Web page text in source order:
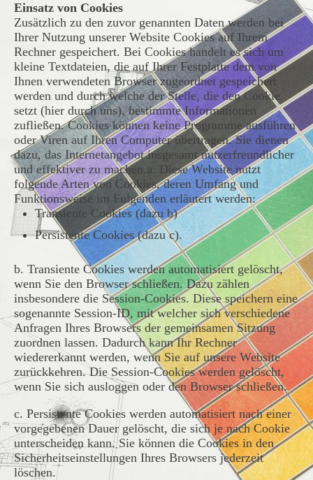
Einsatz von Cookies
Zusätzlich zu den zuvor genannten Daten werden bei
Ihrer Nutzung unserer Website Cookies auf Ihrem
Rechner gespeichert. Bei Cookies handelt es sich um
kleine Textdateien, die auf Ihrer Festplatte dem von
Ihnen verwendeten Browser zugeordnet gespeichert
werden und durch welche der Stelle, die den Cookie
setzt (hier durch uns), bestimmte Informationen
zufließen. Cookies können keine Programme ausführen
oder Viren auf Ihren Computer übertragen. Sie dienen
dazu, das Internetangebot insgesamt nutzerfreundlicher
und effektiver zu machen.a. Diese Website nutzt
folgende Arten von Cookies, deren Umfang und
Funktionsweise im Folgenden erläutert werden:
Transiente Cookies (dazu b)
Persistente Cookies (dazu c).
b. Transiente Cookies werden automatisiert gelöscht,
wenn Sie den Browser schließen. Dazu zählen
insbesondere die Session-Cookies. Diese speichern eine
sogenannte Session-ID, mit welcher sich verschiedene
Anfragen Ihres Browsers der gemeinsamen Sitzung
zuordnen lassen. Dadurch kann Ihr Rechner
wiedererkannt werden, wenn Sie auf unsere Website
zurückkehren. Die Session-Cookies werden gelöscht,
wenn Sie sich ausloggen oder den Browser schließen.
c. Persistente Cookies werden automatisiert nach einer
vorgegebenen Dauer gelöscht, die sich je nach Cookie
unterscheiden kann. Sie können die Cookies in den
Sicherheitseinstellungen Ihres Browsers jederzeit
löschen.